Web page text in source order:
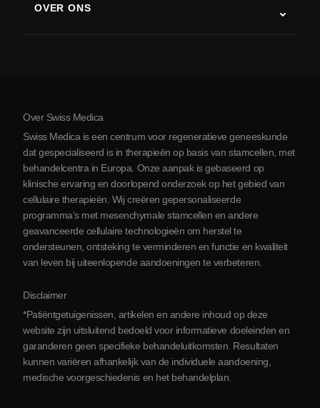
Ziekte van Parkinson
Artritis
OVER ONS
Over Servië
Partnerschap
Contact opnemen
Over Swiss Medica
Swiss Medica is een centrum voor regeneratieve geneeskunde
dat gespecialiseerd is in therapieën op basis van stamcellen, met
behandelcentra in Europa. Onze aanpak is gebaseerd op
klinische ervaring en doorlopend onderzoek op het gebied van
cellulaire therapieën. Wij creëren gepersonaliseerde
programma’s met mesenchymale stamcellen en andere
geavanceerde cellulaire technologieën om herstel te
ondersteunen, ontsteking te verminderen en functie en kwaliteit
van leven bij uiteenlopende aandoeningen te verbeteren.
Disclaimer
*Patiëntgetuigenissen, artikelen en andere inhoud op deze
website zijn uitsluitend bedoeld voor informatieve doeleinden en
garanderen geen specifieke behandeluitkomsten. Resultaten
kunnen variëren afhankelijk van de individuele aandoening,
medische voorgeschiedenis en het behandelplan.